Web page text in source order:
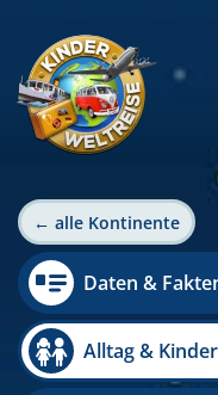
← alle Kontinente
Daten &
Alltag & Kinder